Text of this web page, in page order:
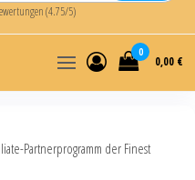
(4.75/5)
0
0,00 €
Partnerprogramm der Finest